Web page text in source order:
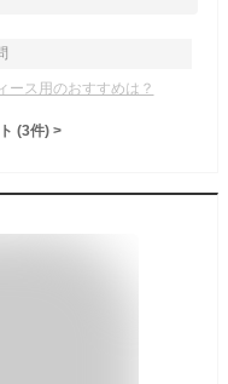
ース用のおすすめは？
(3件) >